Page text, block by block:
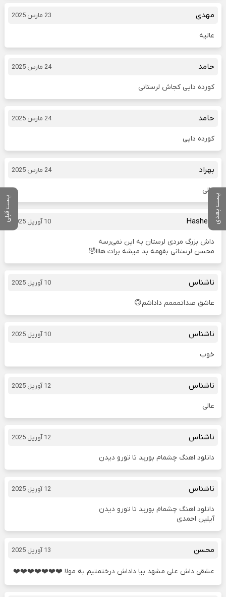
پست بعدی پست قبلی
مهدی 23 مارس 2025
عالیه
حامد 24 مارس 2025
کورده دایی کجاش لرستانی
حامد 24 مارس 2025
کورده دایی
بهراد 24 مارس 2025
عالی
Hashem 10 آوریل 2025
داش بزرگ مردی لرستان به این نمی‌رسه
محسن لرستانی بفهمه بد میشه برات هااا🤣
ناشناس 10 آوریل 2025
عاشق صداتمممم داداشم🙃
ناشناس 10 آوریل 2025
خوب
ناشناس 12 آوریل 2025
عالی
ناشناس 12 آوریل 2025
دانلود اهنگ چشمام بورید تا تورو دیدن
ناشناس 12 آوریل 2025
دانلود اهنگ چشمام بورید تا تورو دیدن
آیلین احمدی
محسن 13 آوریل 2025
عشقی داش علی مشهد بیا داداش درختمتیم به مولا ❤️❤️❤️❤️❤️❤️❤️